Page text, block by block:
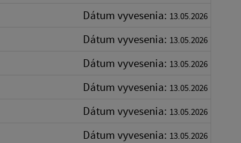
Dátum vyvesenia: 13.05.2026
Dátum vyvesenia: 13.05.2026
Dátum vyvesenia: 13.05.2026
Dátum vyvesenia: 13.05.2026
Dátum vyvesenia: 13.05.2026
Dátum vyvesenia: 13.05.2026